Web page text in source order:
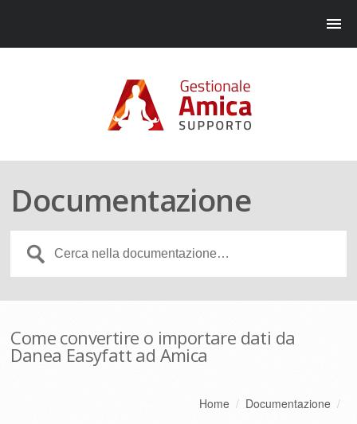
Documentazione
Come convertire o importare dati da
Danea Easyfatt ad Amica
Home / Documentazione /